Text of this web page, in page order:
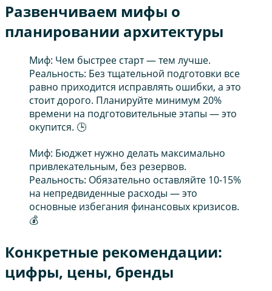
Развенчиваем мифы о
планировании архитектуры
Миф: Чем быстрее старт — тем лучше.
Реальность: Без тщательной подготовки все
равно приходится исправлять ошибки, а это
стоит дорого. Планируйте минимум 20%
времени на подготовительные этапы — это
окупится. 🕒
Миф: Бюджет нужно делать максимально
привлекательным, без резервов.
Реальность: Обязательно оставляйте 10-15%
на непредвиденные расходы — это
основные избегания финансовых кризисов.
💰
Конкретные рекомендации:
цифры, цены, бренды